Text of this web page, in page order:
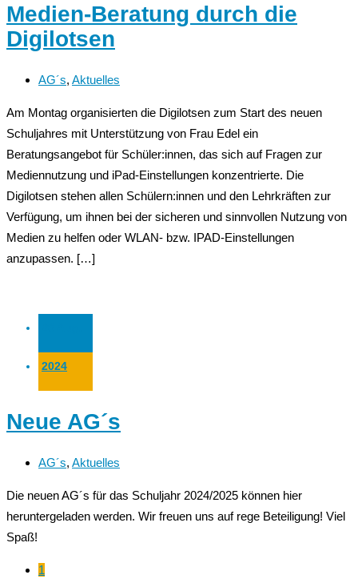
Medien-Beratung durch die
Digilotsen
AG´s, Aktuelles
Am Montag organisierten die Digilotsen zum Start des neuen
Schuljahres mit Unterstützung von Frau Edel ein
Beratungsangebot für Schüler:innen, das sich auf Fragen zur
Mediennutzung und iPad-Einstellungen konzentrierte. Die
Digilotsen stehen allen Schülern:innen und den Lehrkräften zur
Verfügung, um ihnen bei der sicheren und sinnvollen Nutzung von
Medien zu helfen oder WLAN- bzw. IPAD-Einstellungen
anzupassen. […]
2024
Neue AG´s
AG´s, Aktuelles
Die neuen AG´s für das Schuljahr 2024/2025 können hier
heruntergeladen werden. Wir freuen uns auf rege Beteiligung! Viel
Spaß!
1